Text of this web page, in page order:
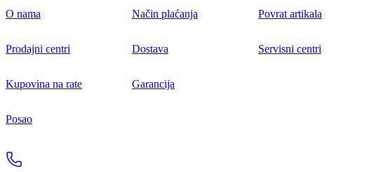
O nama
Prodajni centri
Kupovina na rate
Posao
Način plaćanja
Dostava
Garancija
Povrat artikala
Servisni centri